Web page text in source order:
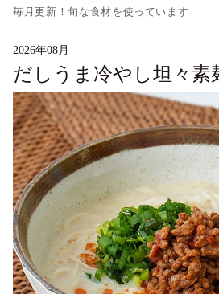
毎月更新！旬な食材を使っています
2026年08月
だしうま冷やし坦々素